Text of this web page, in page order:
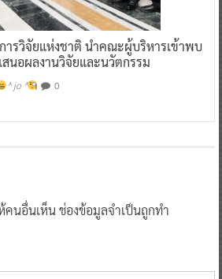
ารวิจัยแห่งชาติ นำคณะผู้บริหารเข้าพบ
นอผลงานวิจัยและนวัตกรรม
^ jo ^ 0
คนอื่นเห็นช่องข้อมูลจำเป็นถูกทำ